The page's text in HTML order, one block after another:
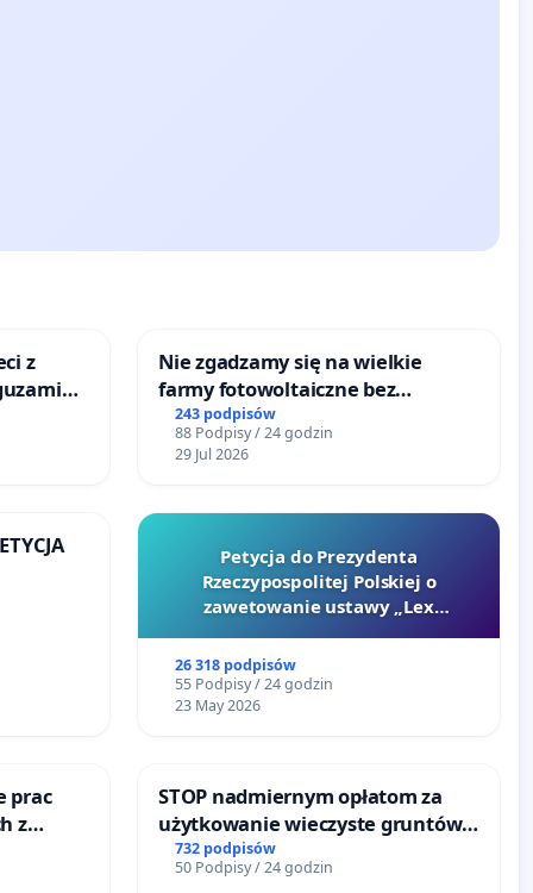
z
w
Nie zgadzamy się na wielkie
farmy fotowoltaiczne bez
rzetelnych analiz i akceptacji
mieszkańców
243 podpisów
88 Podpisy / 24 godzin
29 Jul 2026
Petycja do Prezydenta
Rzeczypospolitej Polskiej o
zawetowanie ustawy „Lex
26 318 podpisów
55 Podpisy / 24 godzin
23 May 2026
prac
z
STOP nadmiernym opłatom za
użytkowanie wieczyste gruntów
zajmowanych przez rodzinne
ogrody działkowe.
732 podpisów
50 Podpisy / 24 godzin